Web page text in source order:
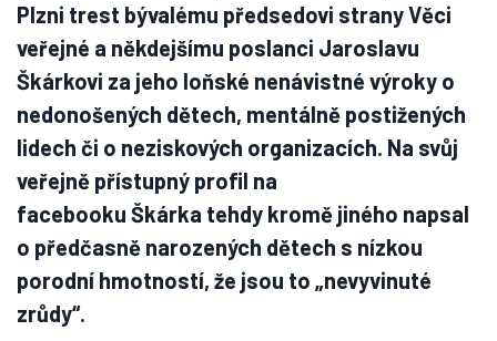
Plzni trest bývalému předsedovi strany Věci
veřejné a někdejšímu poslanci Jaroslavu
Škárkovi za jeho loňské nenávistné výroky o
nedonošených dětech, mentálně postižených
lidech či o neziskových organizacích. Na svůj
veřejně přístupný profil na
facebooku Škárka tehdy kromě jiného napsal
o předčasně narozených dětech s nízkou
porodní hmotností, že jsou to „nevyvinuté
zrůdy“.